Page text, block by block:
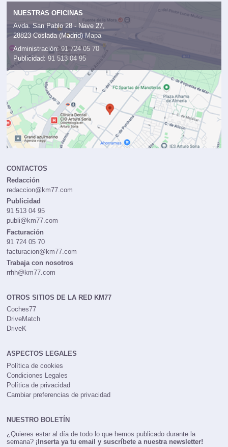
NUESTRAS OFICINAS
Avda. San Pablo 28 - Nave 27,
28823 Coslada (Madrid) Mapa
Administración: 91 724 05 70
Publicidad: 91 513 04 95
CONTACTOS
Redacción
redaccion@km77.com
Publicidad
91 513 04 95
publi@km77.com
Facturación
91 724 05 70
facturacion@km77.com
Trabaja con nosotros
rrhh@km77.com
OTROS SITIOS DE LA RED KM77
Coches77
DriveMatch
DriveK
ASPECTOS LEGALES
Política de cookies
Condiciones Legales
Política de privacidad
Cambiar preferencias de privacidad
NUESTRO BOLETÍN
¿Quieres estar al día de todo lo que hemos publicado durante la
semana? ¡Inserta ya tu email y suscríbete a nuestra newsletter!